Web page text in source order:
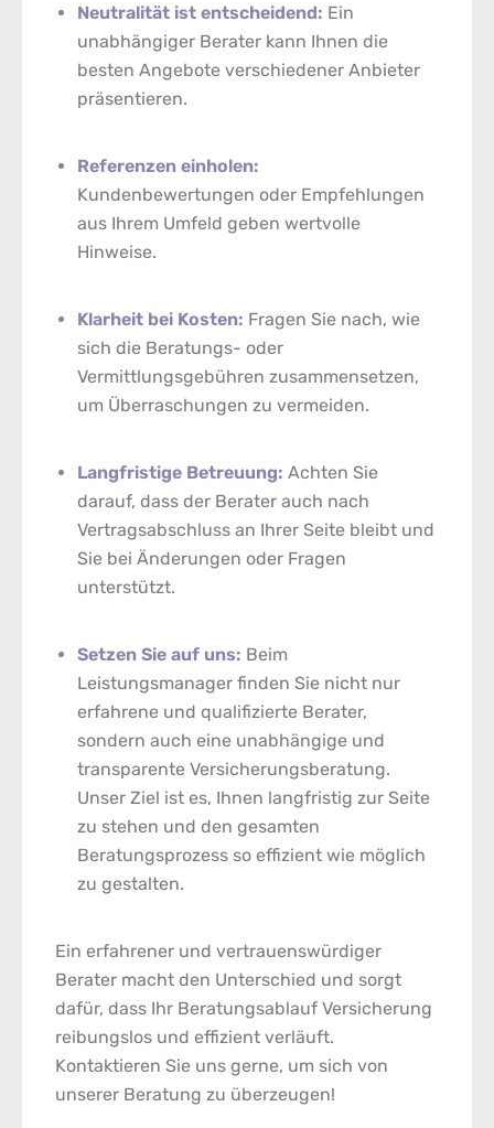
Neutralität ist entscheidend: Ein
unabhängiger Berater kann Ihnen die
besten Angebote verschiedener Anbieter
präsentieren.
Referenzen einholen:
Kundenbewertungen oder Empfehlungen
aus Ihrem Umfeld geben wertvolle
Hinweise.
Klarheit bei Kosten: Fragen Sie nach, wie
sich die Beratungs- oder
Vermittlungsgebühren zusammensetzen,
um Überraschungen zu vermeiden.
Langfristige Betreuung: Achten Sie
darauf, dass der Berater auch nach
Vertragsabschluss an Ihrer Seite bleibt und
Sie bei Änderungen oder Fragen
unterstützt.
Setzen Sie auf uns: Beim
Leistungsmanager finden Sie nicht nur
erfahrene und qualifizierte Berater,
sondern auch eine unabhängige und
transparente Versicherungsberatung.
Unser Ziel ist es, Ihnen langfristig zur Seite
zu stehen und den gesamten
Beratungsprozess so effizient wie möglich
zu gestalten.
Ein erfahrener und vertrauenswürdiger
Berater macht den Unterschied und sorgt
dafür, dass Ihr Beratungsablauf Versicherung
reibungslos und effizient verläuft.
Kontaktieren Sie uns gerne, um sich von
unserer Beratung zu überzeugen!